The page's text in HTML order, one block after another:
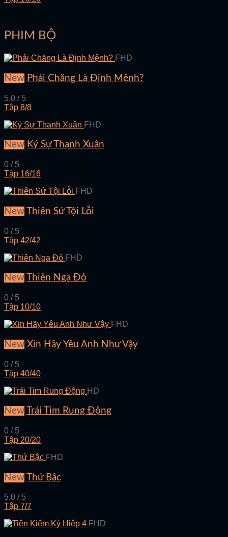
PHIM BỘ
FHD
New Phải Chăng Là Định Mệnh?
5.0 / 5
Tập 8/8
FHD
New Ký Sự Thanh Xuân
0 / 5
Tập 16/16
FHD
New Thiên Sứ Tội Lỗi
0 / 5
Tập 42/42
FHD
New Thiên Nga Đỏ
0 / 5
Tập 10/10
FHD
New Xin Hãy Yêu Anh Như Vậy
0 / 5
Tập 40/40
HD
New Trái Tim Rung Động
0 / 5
Tập 20/20
FHD
New Thứ Bậc
5.0 / 5
Tập 7/7
FHD